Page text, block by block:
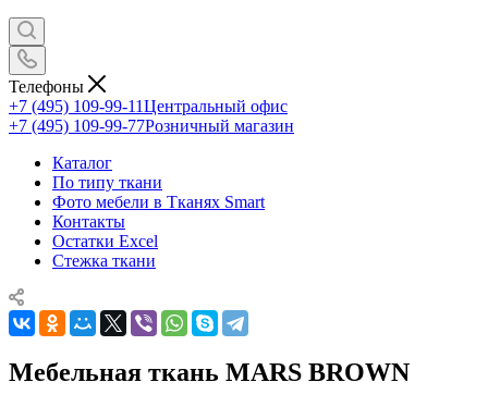
Телефоны
+7 (495) 109-99-11Центральный офис
+7 (495) 109-99-77Розничный магазин
Каталог
По типу ткани
Фото мебели в Тканях Smart
Контакты
Остатки Excel
Стежка ткани
Мебельная ткань MARS BROWN